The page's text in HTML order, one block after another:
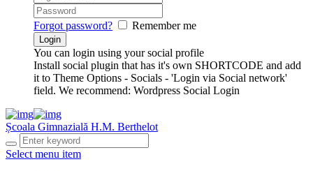
Forgot password? Remember me
You can login using your social profile
Install social plugin that has it's own SHORTCODE and add
it to Theme Options - Socials - 'Login via Social network'
field. We recommend: Wordpress Social Login
Școala Gimnazială H.M. Berthelot
Select menu item